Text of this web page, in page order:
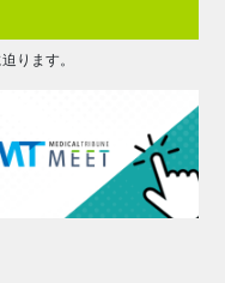
ります。